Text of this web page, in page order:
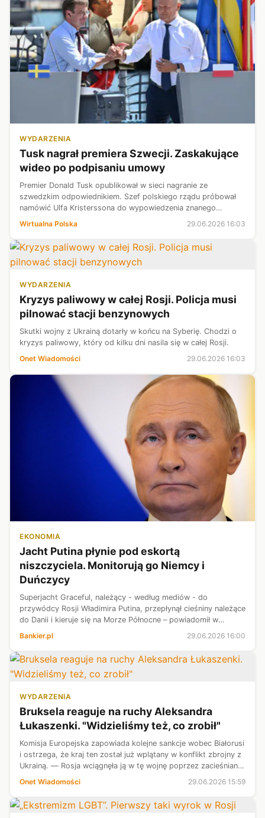
WYDARZENIA
Tusk nagrał premiera Szwecji. Zaskakujące
wideo po podpisaniu umowy
Premier Donald Tusk opublikował w sieci nagranie ze
szwedzkim odpowiednikiem. Szef polskiego rządu próbował
namówić Ulfa Kristerssona do wypowiedzenia znanego
Wirtualna Polska 29.06.2026 16:03
WYDARZENIA
Kryzys paliwowy w całej Rosji. Policja musi
pilnować stacji benzynowych
Skutki wojny z Ukrainą dotarły w końcu na Syberię. Chodzi o
kryzys paliwowy, który od kilku dni nasila się w całej Rosji.
Onet Wiadomości
29.06.2026 16:03
EKONOMIA
Jacht Putina płynie pod eskortą
niszczyciela. Monitorują go Niemcy i
Duńczycy
Superjacht Graceful, należący - według mediów - do
przywódcy Rosji Władimira Putina, przepłynął cieśniny należące
do Danii i kieruje się na Morze Północne – powiadomił w
rosyjska marynarka wo...
Bankier.pl 29.06.2026 16:00
WYDARZENIA
Bruksela reaguje na ruchy Aleksandra
Łukaszenki. "Widzieliśmy też, co zrobił"
Komisja Europejska zapowiada kolejne sankcje wobec Białorusi
i ostrzega, że kraj ten został już wplątany w konflikt zbrojny z
Ukrainą. — Rosja wciągnęła ją w tę wojnę poprzez zacieśnianie
stosunków z Łukaszenką — podkreśliła rzeczniczka Komisji
Onet Wiadomości 29.06.2026 15:59